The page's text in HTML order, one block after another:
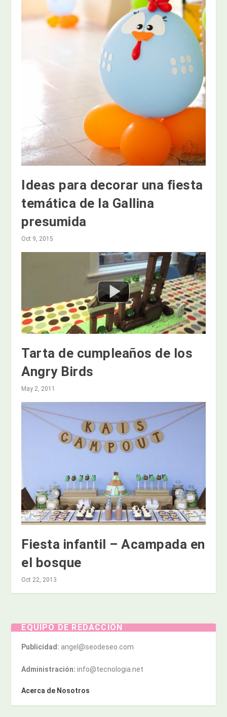
Ideas para decorar una fiesta
temática de la Gallina
presumida
Oct 9, 2015
Tarta de cumpleaños de los
Angry Birds
May 2, 2011
Fiesta infantil – Acampada en
el bosque
Oct 22, 2013
EQUIPO DE REDACCIÓN
Publicidad: angel@seodeseo.com
Administración: info@tecnologia.net
Acerca de Nosotros